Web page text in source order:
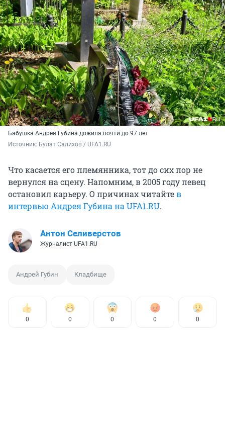
Бабушка Андрея Губина дожила почти до 97 лет
Источник: Булат Салихов / UFA1.RU
Что касается его племянника, тот до сих пор не
вернулся на сцену. Напомним, в 2005 году певец
остановил карьеру. О причинах читайтев
интервью Андрея Губина на UFA1.RU.
Антон Селиверстов
Журналист UFA1.RU
Андрей Губин Кладбище
0 0 0 0 0